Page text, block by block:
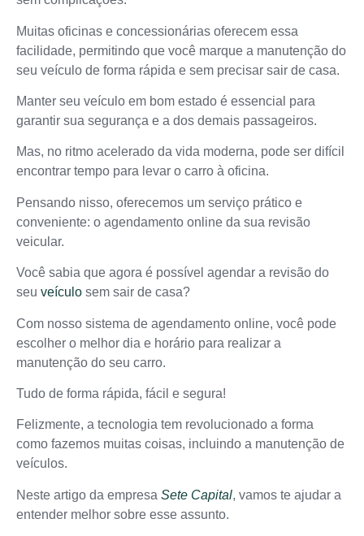
Muitas oficinas e concessionárias oferecem essa
facilidade, permitindo que você marque a manutenção do
seu veículo de forma rápida e sem precisar sair de casa.
Manter seu veículo em bom estado é essencial para
garantir sua segurança e a dos demais passageiros.
Mas, no ritmo acelerado da vida moderna, pode ser difícil
encontrar tempo para levar o carro à oficina.
Pensando nisso, oferecemos um serviço prático e
conveniente: o agendamento online da sua revisão
veicular.
Você sabia que agora é possível agendar a revisão do
seu veículo sem sair de casa?
Com nosso sistema de agendamento online, você pode
escolher o melhor dia e horário para realizar a
manutenção do seu carro.
Tudo de forma rápida, fácil e segura!
Felizmente, a tecnologia tem revolucionado a forma
como fazemos muitas coisas, incluindo a manutenção de
veículos.
Neste artigo da empresa Sete Capital, vamos te ajudar a
entender melhor sobre esse assunto.